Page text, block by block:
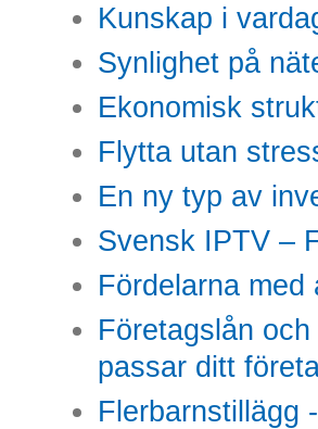
Kunskap i
Synlighet på
Ekonomisk
Flytta utan
En ny typ av
Svensk IPTV –
Fördelarna
Företagslån
passar ditt
Flerbarnstillägg